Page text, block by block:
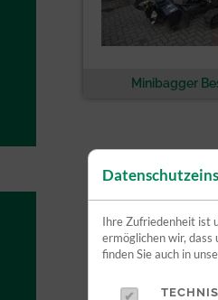
Minibagger
Ihre Zufriedenheit ist
ermöglichen wir, dass
finden Sie auch in